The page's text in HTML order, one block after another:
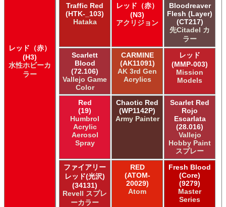
ＧＳＩクレオス 水性ホビーカラー
レッド（赤）
(H3)
水性ホビーカ
ラー
Traffic Red
(HTK-_103)
Hataka
レッド（赤）
(N3)
アクリジョン
Bloodreaver
Flesh (Layer)
(CT217)
先Citadel カ
ラー
Scarlett
Blood
(72.106)
Vallejo Game
Color
CARMINE
(AK11091)
AK 3rd Gen
Acrylics
レッド
(MMP-003)
Mission
Models
Red
(19)
Humbrol
Acrylic
Aerosol
Spray
Chaotic Red
(WP1142P)
Army Painter
Scarlet Red
Rojo
Escarlata
(28.016)
Vallejo
Hobby Paint
スプレー
ファイアリー
レッド(光沢)
(34131)
Revell スプレ
ーカラー
RED
(ATOM-
20029)
Atom
Fresh Blood
(Core)
(9279)
Master
Series